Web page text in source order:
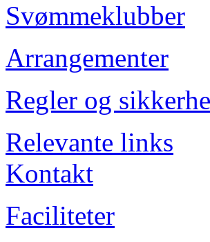
Svømmeklubber
Arrangementer
Regler og
Relevante links
Kontakt
Faciliteter